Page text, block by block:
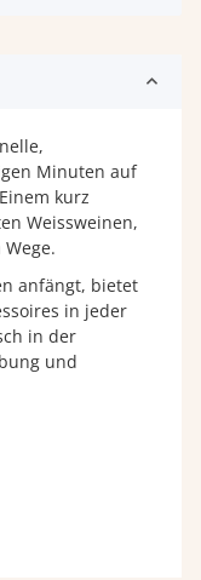
Minuten auf
kurz
Weissweinen,
anfängt, bietet
in jeder
in der
und